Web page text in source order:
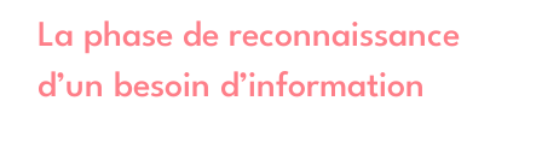
La phase de reconnaissance
d’un besoin d’information